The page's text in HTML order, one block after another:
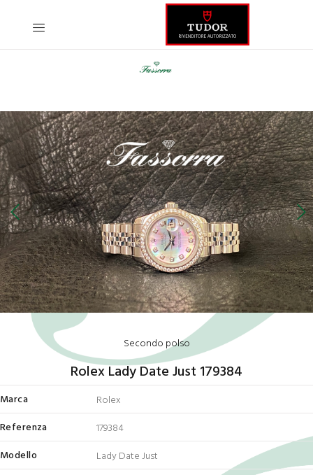
Secondo polso
Rolex Lady Date Just 179384
Marca
Rolex
Referenza
179384
Modello
Lady Date Just